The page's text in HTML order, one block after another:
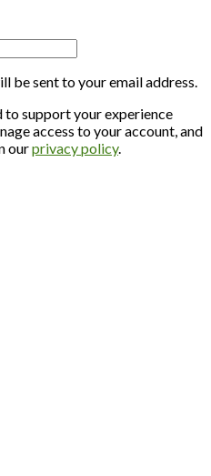
be sent to your email address.
to support your experience
access to your account, and
ourprivacy policy.